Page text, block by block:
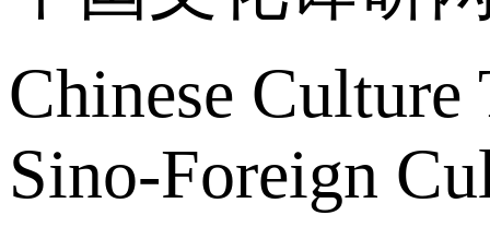
Chinese
Sino-Foreign